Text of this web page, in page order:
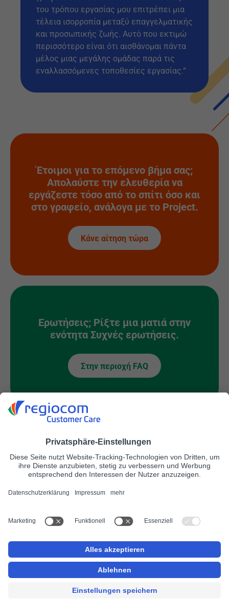
του τρόπου εργασίας μου επιτρέπει μια
τέλεια ισορροπία μεταξύ επαγγελματικής
και προσωπικής ζωής. Αυτό που εκτιμώ
περισσότερο είναι ότι αισθάνομαι πάντα
μέλος μιας μεγάλης ομάδας παρά τις
εναλλασσόμενες τοποθεσίες εργασίας.“
Έτοιμοι για το επόμενο βήμα σας;
Απολαύστε την ελευθερία να
εργάζεστε τόσο από το σπίτι όσο και
στο γραφείο, ανάλογα με το Project.
Κάνε αίτηση τώρα
Ερωτήσεις; Ρίξτε μια ματιά στην
ενότητα Συχνές ερωτήσεις.
Στην περιοχή FAQ
ΕΡΓΑΣΙΕΣ
regiocom πελατών
regiocom SE
Νομική ειδοποίηση